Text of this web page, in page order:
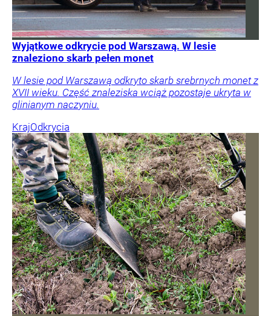
Wyjątkowe odkrycie pod Warszawą. W lesie
znaleziono skarb pełen monet
W lesie pod Warszawą odkryto skarb srebrnych monet z
XVII wieku. Część znaleziska wciąż pozostaje ukryta w
glinianym naczyniu.
KrajOdkrycia